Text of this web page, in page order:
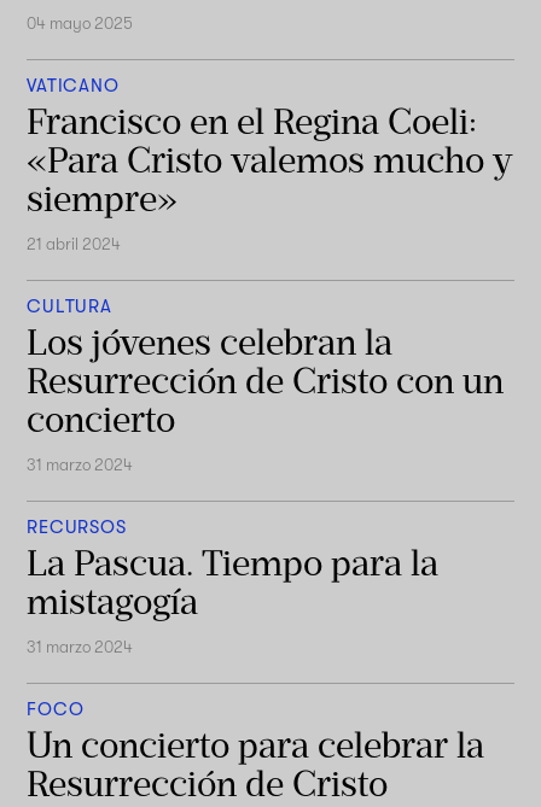
04 mayo 2025
VATICANO
Francisco en el Regina Coeli:
«Para Cristo valemos mucho y
siempre»
21 abril 2024
CULTURA
Los jóvenes celebran la
Resurrección de Cristo con un
concierto
31 marzo 2024
RECURSOS
La Pascua. Tiempo para la
mistagogía
31 marzo 2024
FOCO
Un concierto para celebrar la
Resurrección de Cristo